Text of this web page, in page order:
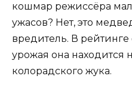
кошмар режиссёра
ужасов? Нет, это
вредитель. В рейтинге
урожая она находится
колорадского жука.